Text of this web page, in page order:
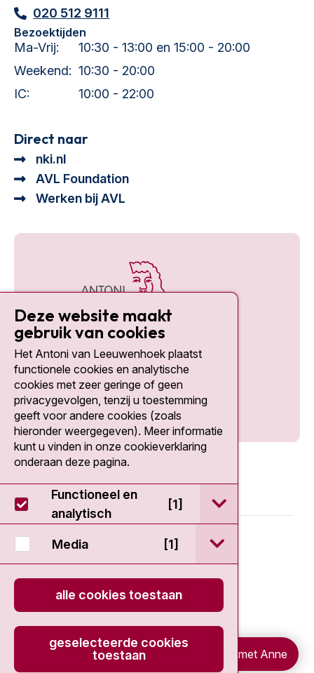
020 512 9111
Bezoektijden
Ma-Vrij:
10:30 - 13:00 en 15:00 - 20:00
Weekend: 10:30 - 20:00
IC:
10:00 - 22:00
Direct naar
nki.nl
AVL Foundation
Werken bij AVL
Social media
© 2026 - Antoni van Leeuwenhoek
Disclaimer
Cookieverklaring
Deze website maakt
gebruik van cookies
Het Antoni van Leeuwenhoek plaatst
functionele cookies en analytische
cookies met zeer geringe of geen
privacygevolgen, tenzij u toestemming
geeft voor andere cookies (zoals
hieronder weergegeven). Meer informatie
kunt u vinden in onze cookieverklaring
onderaan deze pagina.
Functioneel en
analytisch
[1] open / sluit
Media [1] open / sluit
alle cookies toestaan
geselecteerde cookies
toestaan
Chat met Anne